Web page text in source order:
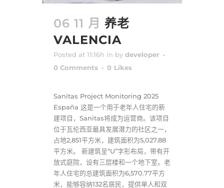
06 11 月 养老
VALENCIA
Posted at 11:16h in by developer
0 Comments
0 Likes
Sanitas Project Monitoring 2025
España 这是一个用于老年人住宅的新
建项目，Sanitas将成为运营商。该项目
位于瓦伦西亚最具发展潜力的社区之一，
占地2,851平方米，建筑面积为5,027.88
平方米。 新建筑呈“U”字形布局，带有开
放式庭院，设有三层楼和一个地下室。老
年人住宅的总建筑面积为6,570.77平方
米，能够容纳132名居民，提供单人和双